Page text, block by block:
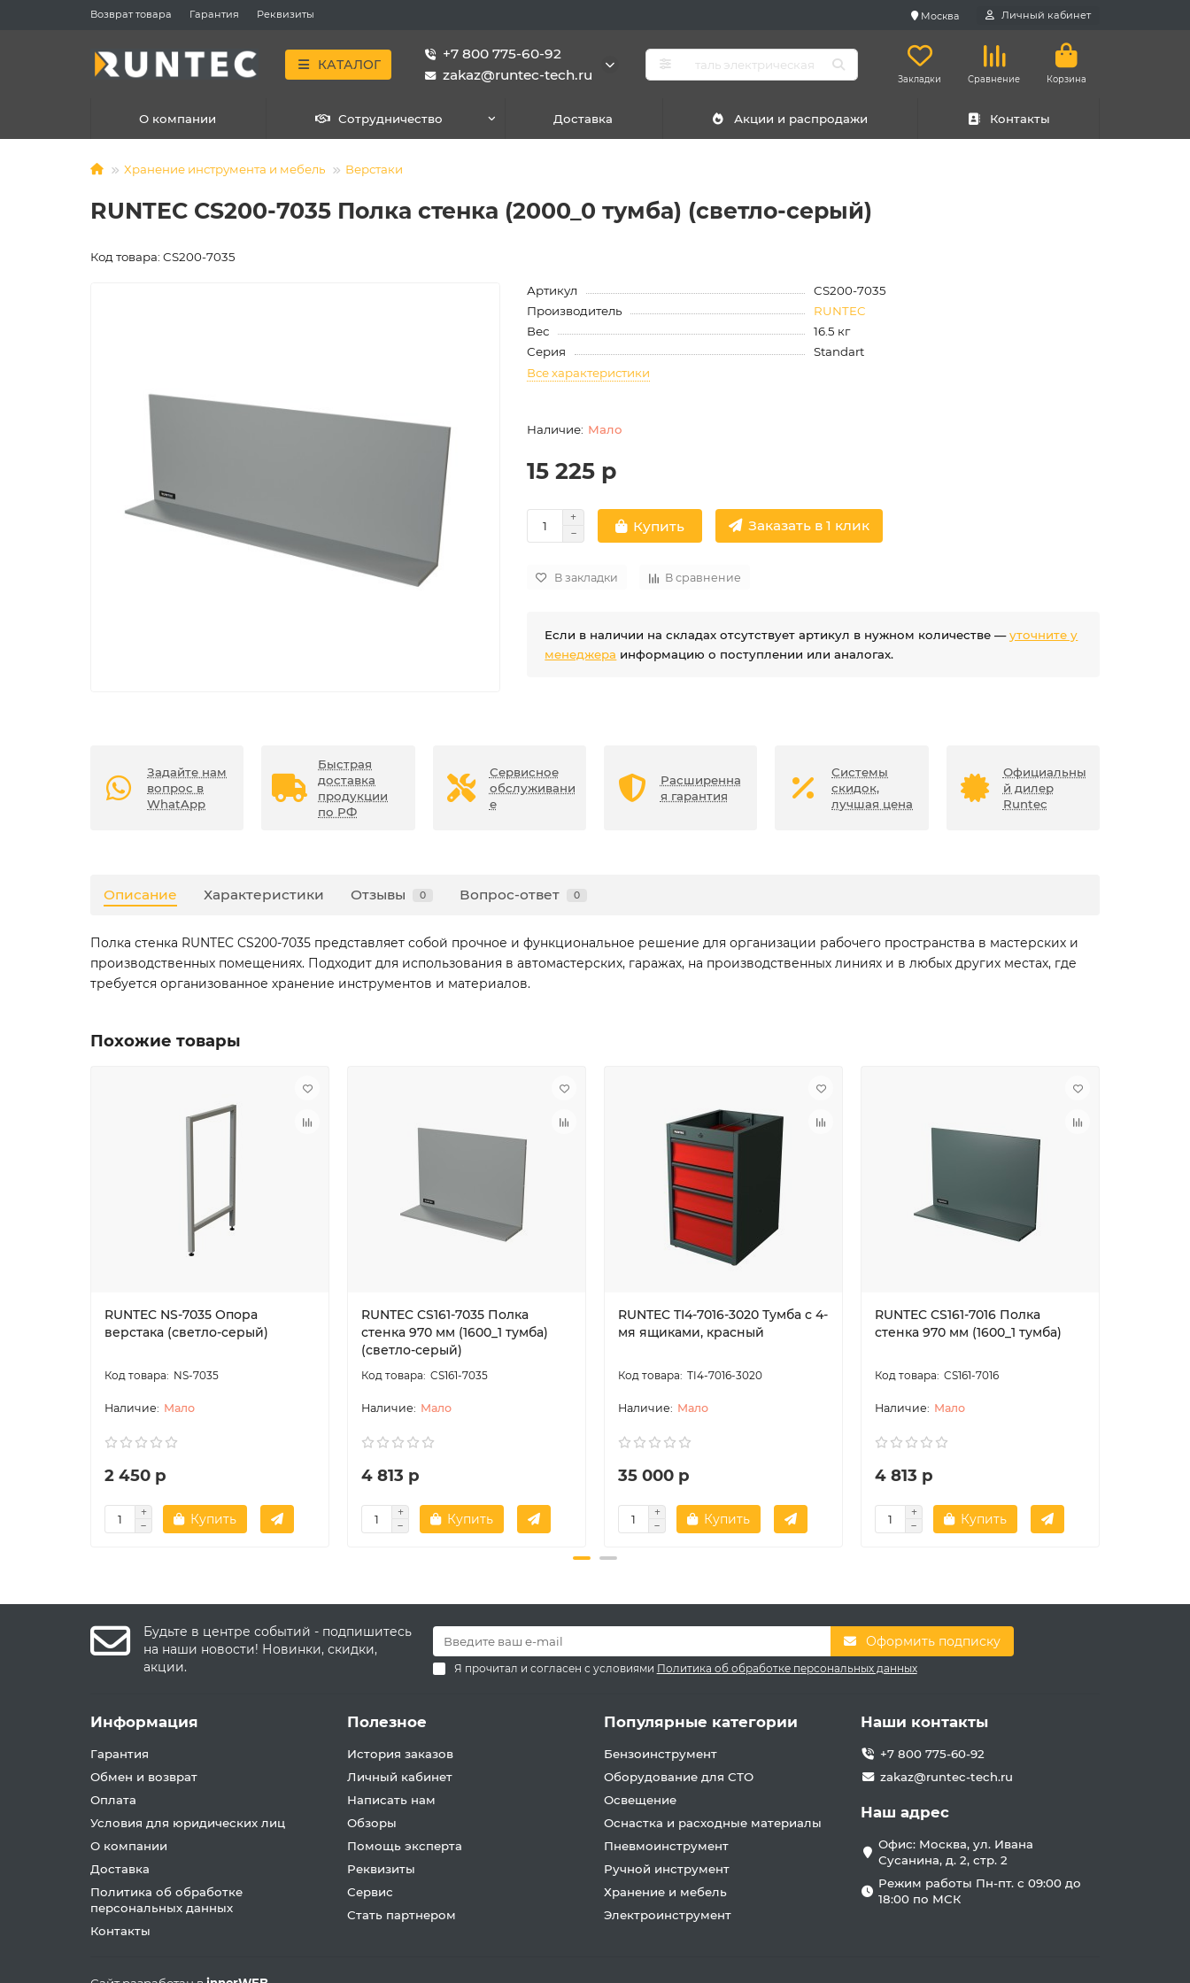
Возврат товара Гарантия Реквизиты Москва Личный кабинет
КАТАЛОГ
+7 800 775-60-92
zakaz@runtec-tech.ru
Закладки Сравнение Корзина
О компании Сотрудничество Доставка Акции и распродажи Контакты
Хранение инструмента и мебель Верстаки
RUNTEC CS200-7035 Полка стенка (2000_0 тумба) (светло-серый)
Код товара: CS200-7035
Артикул
CS200-7035
Производитель
RUNTEC
Вес
16.5 кг
Серия
Standart
Все характеристики
Мало
15 225 р
Купить Заказать в 1 клик
В закладки В сравнение
Если в наличии на складах отсутствует артикул в нужном количестве —уточните у
менеджера информацию о поступлении или аналогах.
Задайте нам
вопрос в
WhatApp
Быстрая
доставка
продукции
по РФ
Сервисное
обслуживани
е
Расширенна
я гарантия
Системы
скидок,
лучшая цена
Официальны
й дилер
Runtec
Описание Характеристики Отзывы 0 Вопрос-ответ 0
Полка стенка RUNTEC CS200-7035 представляет собой прочное и функциональное решение для организации рабочего пространства в мастерских и
производственных помещениях. Подходит для использования в автомастерских, гаражах, на производственных линиях и в любых других местах, где
требуется организованное хранение инструментов и материалов.
Похожие товары
RUNTEC NS-7035 Опора
верстака (светло-серый)
NS-7035
Мало
2 450 р
Купить
RUNTEC CS161-7035 Полка
стенка 970 мм (1600_1 тумба)
(светло-серый)
CS161-7035
Мало
4 813 р
Купить
RUNTEC TI4-7016-3020 Тумба с 4-
мя ящиками, красный
TI4-7016-3020
Мало
35 000 р
Купить
RUNTEC CS161-7016 Полка
стенка 970 мм (1600_1 тумба)
CS161-7016
Мало
4 813 р
Купить
Будьте в центре событий - подпишитесь
на наши новости! Новинки, скидки,
акции.
Оформить подписку
Я прочитал и согласен с условиями Политика об обработке персональных данных
Информация
Гарантия
Обмен и возврат
Оплата
Условия для юридических лиц
О компании
Доставка
Политика об обработке
персональных данных
Контакты
Полезное
История заказов
Личный кабинет
Написать нам
Обзоры
Помощь эксперта
Реквизиты
Сервис
Стать партнером
Популярные категории
Бензоинструмент
Оборудование для СТО
Освещение
Оснастка и расходные материалы
Пневмоинструмент
Ручной инструмент
Хранение и мебель
Электроинструмент
Наши контакты
+7 800 775-60-92
zakaz@runtec-tech.ru
Наш адрес
Офис: Москва, ул. Ивана
Сусанина, д. 2, стр. 2
Режим работы Пн-пт. с 09:00 до
18:00 по МСК